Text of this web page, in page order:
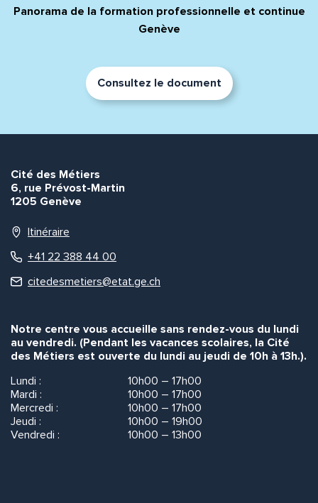
Panorama de la formation professionnelle et continue
Genève
Consultez le document
Cité des Métiers
6, rue Prévost-Martin
1205 Genève
Itinéraire
+41 22 388 44 00
citedesmetiers@etat.ge.ch
Notre centre vous accueille sans rendez-vous du lundi
au vendredi. (Pendant les vacances scolaires, la Cité
des Métiers est ouverte du lundi au jeudi de 10h à 13h.).
Lundi :
10h00 – 17h00
Mardi :
10h00 – 17h00
Mercredi :
10h00 – 17h00
Jeudi :
10h00 – 19h00
Vendredi :
10h00 – 13h00